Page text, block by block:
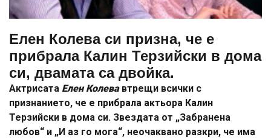
Елен Колева си призна, че е
прибрала Калин Терзийски в дома
си, двамата са двойка.
Актрисата Елен Колевавтрещи всички с
признанието, че е прибрала актьора Калин
Терзийски в дома си. Звездата от „Забранена
любов“ и „И аз го мога“, неочаквано разкри, че има